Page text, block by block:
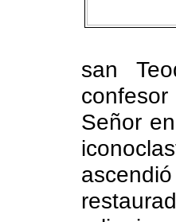
san
Señor